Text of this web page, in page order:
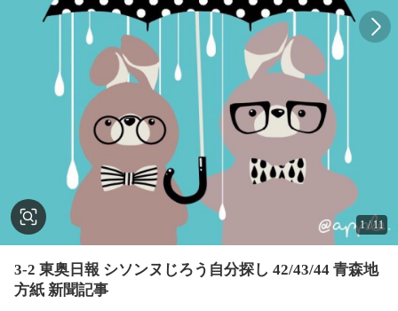
1/11
3-2 東奥日報 シソンヌじろう自分探し 42/43/44 青森地
方紙 新聞記事